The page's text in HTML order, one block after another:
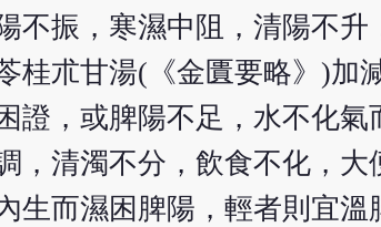
不振，寒濕中阻，清陽不
桂朮甘湯(《金匱要略》)加減
證，或脾陽不足，水不化氣
，清濁不分，飲食不化，
生而濕困脾陽，輕者則宜溫